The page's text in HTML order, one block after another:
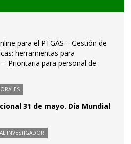
para el PTGAS – Gestión de
herramientas para
Prioritaria para personal de
31 de mayo. Día Mundial
INVESTIGADOR